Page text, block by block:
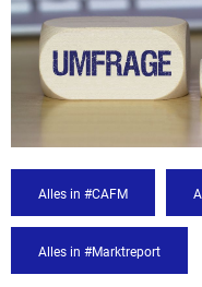
Alles in #CAFM
Alles in #Marktreport